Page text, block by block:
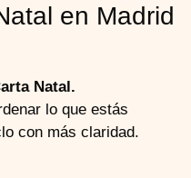
en Madrid
Natal.
lo que estás
con más claridad.